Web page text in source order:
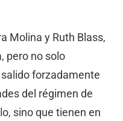
Molina y Ruth Blass,
pero no solo
forzadamente
del régimen de
sino que tienen en